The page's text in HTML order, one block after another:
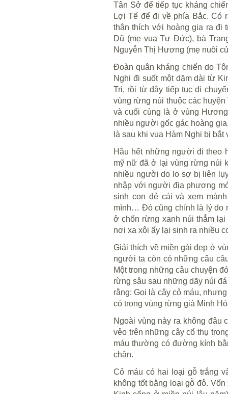
Tân Sở để tiếp tục kháng
Lợi Tế để đi về phía Bắc. Có
thân thích với hoàng gia ra đi
Dũ (mẹ vua Tự Đức), bà
Nguyễn Thị Hương (mẹ nuôi
Đoàn quân kháng chiến do
Nghi đi suốt một dặm dài từ
Trị, rồi từ đây tiếp tục di
vùng rừng núi thuộc các
và cuối cùng là ở vùng
nhiều người gốc gác hoàng
là sau khi vua Hàm Nghi bị
Hầu hết những người đi theo
mỹ nữ đã ở lại vùng rừng núi
nhiều người do lo sợ bị liên
nhập với người địa phương
sinh con đẻ cái và xem
mình… Đó cũng chính là lý do
ở chốn rừng xanh núi thẳm
nơi xa xôi ấy lại sinh ra nhiều
Giải thích về miền gái đẹp ở
người ta còn có những câu
Một trong những câu chuyện
rừng sâu sau những dãy núi
rằng: Gọi là cây cỏ máu,
có trong vùng rừng già Minh
Ngoài vùng này ra không đâu
vẻo trên những cây cổ thụ
máu thường có đường kính
chân.
Cỏ máu có hai loại gỗ trắng
không tốt bằng loại gỗ đỏ.